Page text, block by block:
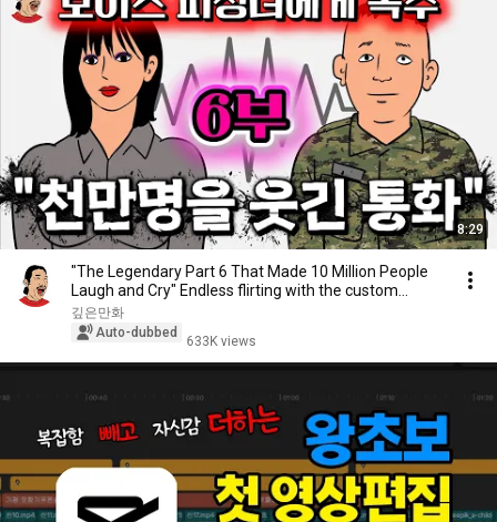
8:29
"The Legendary Part 6 That Made 10 Million People
Laugh and Cry" Endless flirting with the custom...
깊은만화
Auto-dubbed
633K views